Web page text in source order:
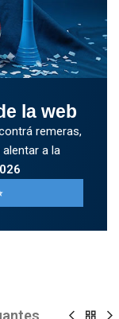
la web
remeras,
a la